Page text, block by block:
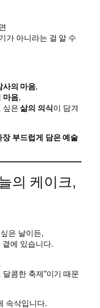
가 아니라는 걸 알 수
사의 마음
마음,
싶은삶의 의식이 담겨
장 부드럽게 담은 예술
의 케이크,
은 날이든,
곁에 있습니다.
콤한 축제”이기 때문
속삭입니다.